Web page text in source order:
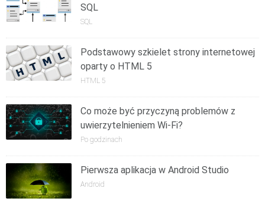
SQL
SQL
Podstawowy szkielet strony internetowej
oparty o HTML 5
HTML 5
Co może być przyczyną problemów z
uwierzytelnieniem Wi-Fi?
Po godzinach
Pierwsza aplikacja w Android Studio
Android